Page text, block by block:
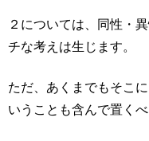
２については、同性・
チな考えは生じます。
ただ、あくまでもそこ
いうことも含んで置くべ